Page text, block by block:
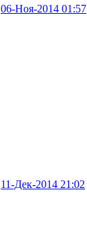
06-Ноя-2014 01:57
11-Дек-2014 21:02